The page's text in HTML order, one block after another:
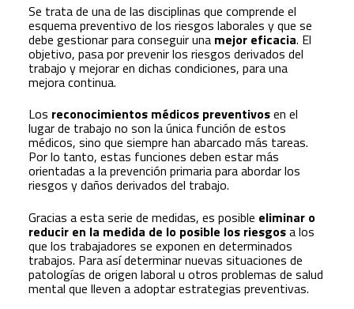
Se trata de una de las disciplinas que comprende el
esquema preventivo de los riesgos laborales y que se
debe gestionar para conseguir una mejor eficacia. El
objetivo, pasa por prevenir los riesgos derivados del
trabajo y mejorar en dichas condiciones, para una
mejora continua.
Los reconocimientos médicos preventivosen el
lugar de trabajo no son la única función de estos
médicos, sino que siempre han abarcado más tareas.
Por lo tanto, estas funciones deben estar más
orientadas a la prevención primaria para abordar los
riesgos y daños derivados del trabajo.
Gracias a esta serie de medidas, es posible eliminar o
reducir en la medida de lo posible los riesgosa los
que los trabajadores se exponen en determinados
trabajos. Para así determinar nuevas situaciones de
patologías de origen laboral u otros problemas de salud
mental que lleven a adoptar estrategias preventivas.